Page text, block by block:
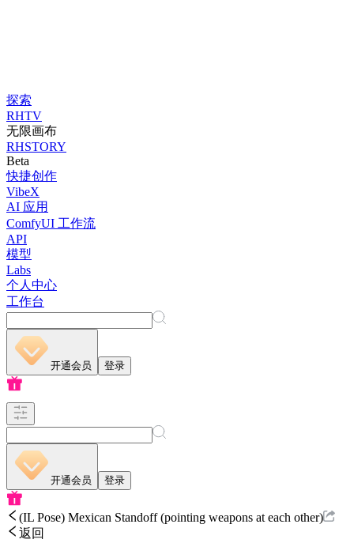
探索
RHTV
无限画布
RHSTORY
Beta
快捷创作
VibeX
AI 应用
ComfyUI 工作流
API
模型
Labs
个人中心
工作台
开通会员 登录
开通会员 登录
(IL Pose) Mexican Standoff (pointing weapons at each other)
返回